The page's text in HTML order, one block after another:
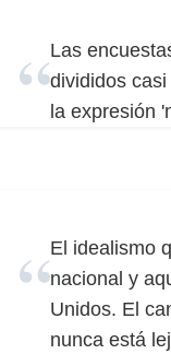
Las
divididos
la expresión
El idealismo
nacional y
Unidos. El
nunca está